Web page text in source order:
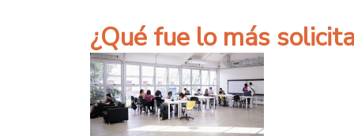
¿Qué fue lo más